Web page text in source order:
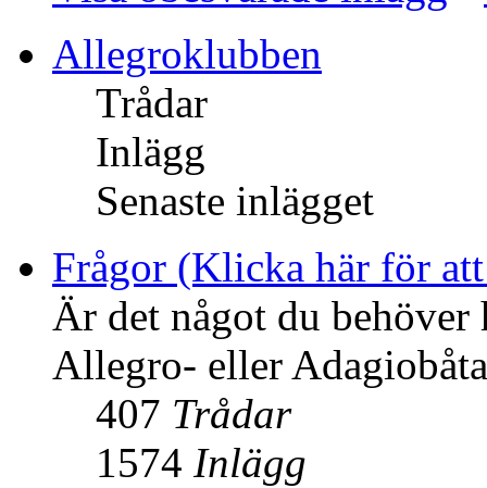
Allegroklubben
Trådar
Inlägg
Senaste inlägget
Frågor (Klicka här för
Är det något du
Allegro- eller
407 Trådar
1574 Inlägg